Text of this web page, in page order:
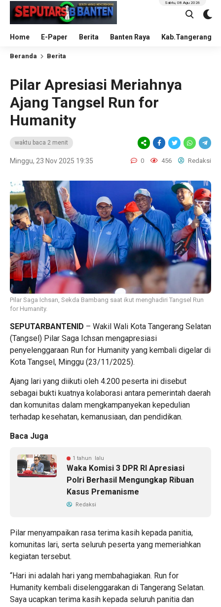
Home E-Paper Berita Banten Raya Kab.Tangerang
Sabtu, 08 Agu 2026
Beranda Berita
Pilar Apresiasi Meriahnya
Ajang Tangsel Run for
Humanity
waktu baca 2 menit
Minggu, 23 Nov 2025 19:35 0 456 Redaksi
Pilar Saga Ichsan, Sekda Bambang saat ikut menghadiri Tangsel Run
for Humanity.
SEPUTARBANTENID – Wakil Wali Kota Tangerang Selatan
(Tangsel) Pilar Saga Ichsan mengapresiasi
penyelenggaraan Run for Humanity yang kembali digelar di
Kota Tangsel, Minggu (23/11/2025).
Ajang lari yang diikuti oleh 4.200 peserta ini disebut
sebagai bukti kuatnya kolaborasi antara pemerintah daerah
dan komunitas dalam mengkampanyekan kepedulian
terhadap kesehatan, kemanusiaan, dan pendidikan.
Baca Juga
1 tahun lalu
Waka Komisi 3 DPR RI Apresiasi
Polri Berhasil Mengungkap Ribuan
Kasus Premanisme
Redaksi
Pilar menyampaikan rasa terima kasih kepada panitia,
komunitas lari, serta seluruh peserta yang memeriahkan
kegiatan tersebut.
“Hari ini adalah hari yang membahagiakan. Run for
Humanity kembali diselenggarakan di Tangerang Selatan.
Saya ucapkan terima kasih kepada seluruh panitia dan